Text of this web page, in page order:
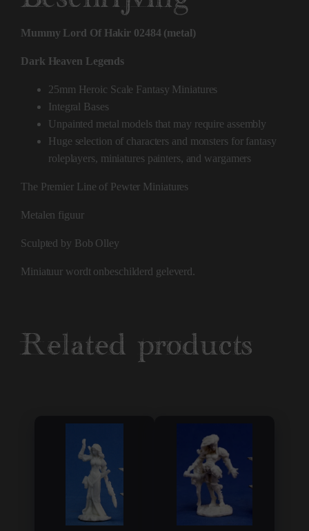
Mummy Lord Of Hakir 02484 (metal)
Dark Heaven Legends
25mm Heroic Scale Fantasy Miniatures
Integral Bases
Unpainted metal models that may require assembly
Huge selection of characters and monsters for fantasy
roleplayers, miniatures painters, and wargamers
The Premier Line of Pewter Miniatures
Metalen figuur
Sculpted by Bob Olley
Miniatuur wordt onbeschilderd geleverd.
Related products